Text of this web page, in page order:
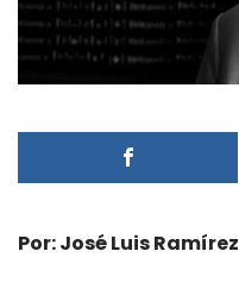
Por: José Luis Ramírez